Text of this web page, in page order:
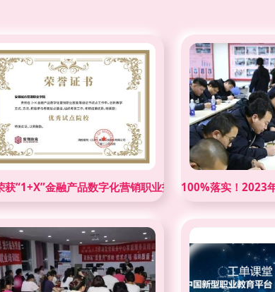
生
获“1+X”金融产品数字化营销职业技能等级证书考核工作
100%落实！2023